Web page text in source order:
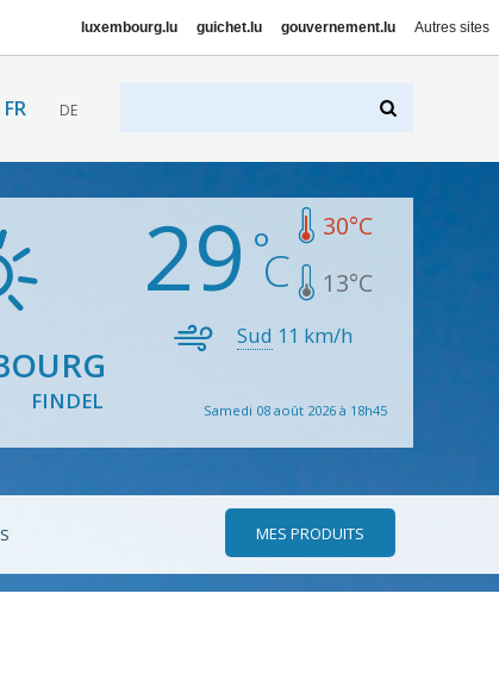
luxembourg.lu guichet.lu gouvernement.lu Autres sites
FR DE
FINDEL
29 30°C
13°C
Sud 11 km/h
Samedi 08 août 2026 à 18h45
MES PRODUITS